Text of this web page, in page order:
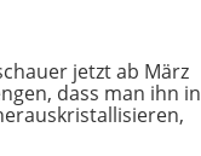
jetzt ab März
dass man ihn in